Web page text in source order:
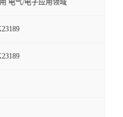
电气/电子应用领域